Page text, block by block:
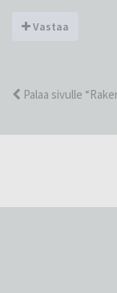
Vastaa
Palaa sivulle